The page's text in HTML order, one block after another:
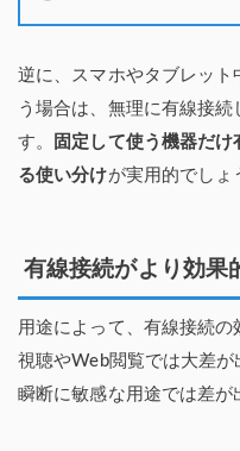
逆に、スマホやタブレッ
う場合は、無理に有線接
す。
固定して使う機器だ
る使い分けが実用的でしょ
有線接続がより効果
用途によって、有線接続
視聴やWeb閲覧では大差
瞬断に敏感な用途では差が